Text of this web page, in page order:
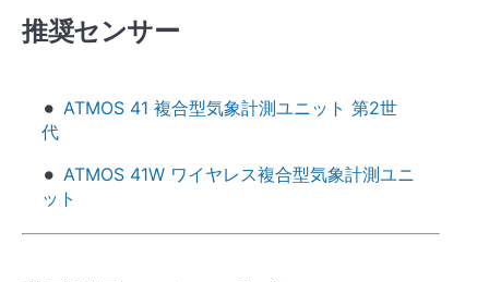
推奨センサー
ATMOS 41 複合型気象計測ユニット 第2世
代
ATMOS 41W ワイヤレス複合型気象計測ユニ
ット